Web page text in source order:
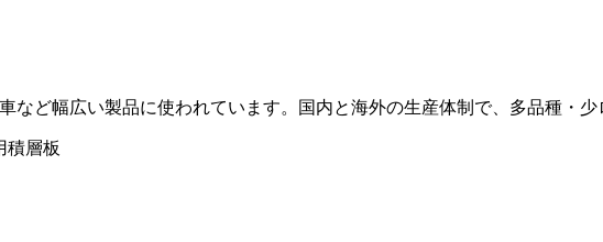
など幅広い製品に使われています。国内と海外の生産体制で、多品種・少